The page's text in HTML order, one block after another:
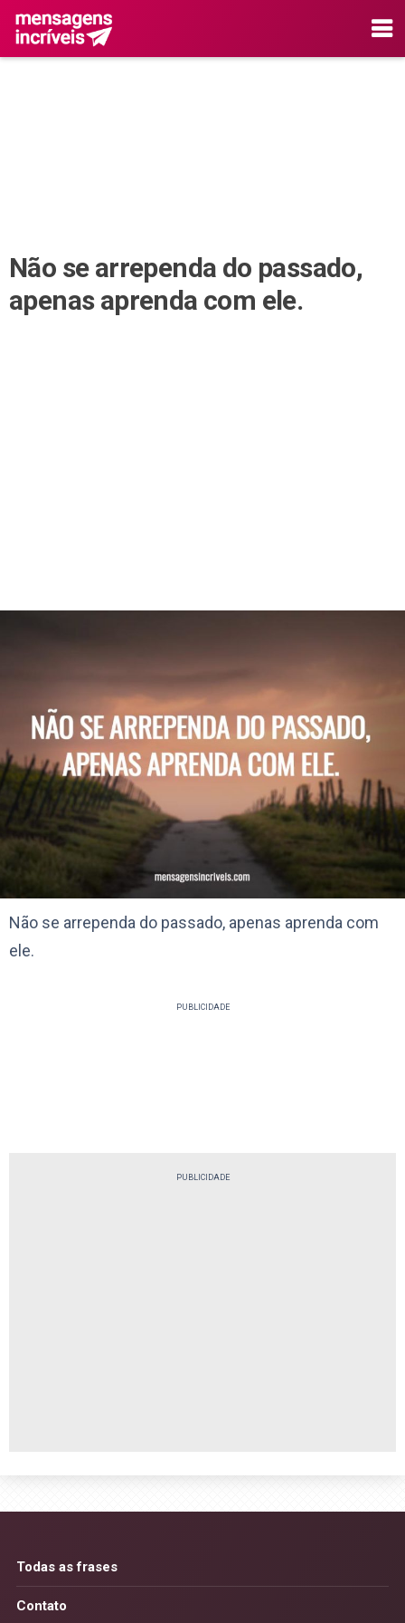
Não se arrependa do passado,
apenas aprenda com ele.
Não se arrependa do passado, apenas aprenda com
ele.
PUBLICIDADE
PUBLICIDADE
Todas as frases
Contato